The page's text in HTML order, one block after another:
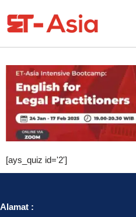
[ays_quiz id='2']
Alamat :